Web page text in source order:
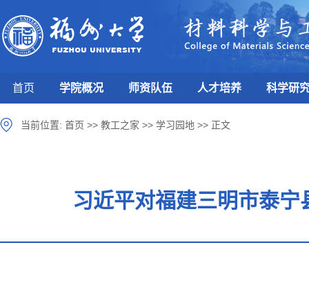
首页 学院概况 师资队伍 人才培养 科学研
当前位置: 首页 >> 教工之家 >> 学习园地 >> 正文
习近平对福建三明市泰